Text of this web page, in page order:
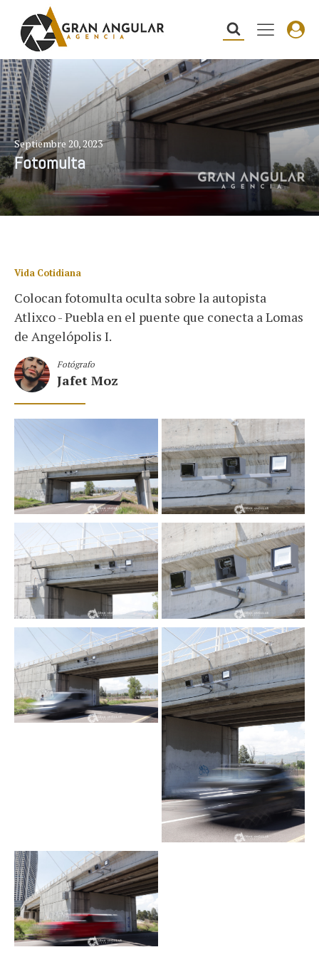
Septiembre 20, 2023
Fotomulta
Vida Cotidiana
Colocan fotomulta oculta sobre la autopista
Atlixco - Puebla en el puente que conecta a Lomas
de Angelópolis I.
Fotógrafo
Jafet Moz